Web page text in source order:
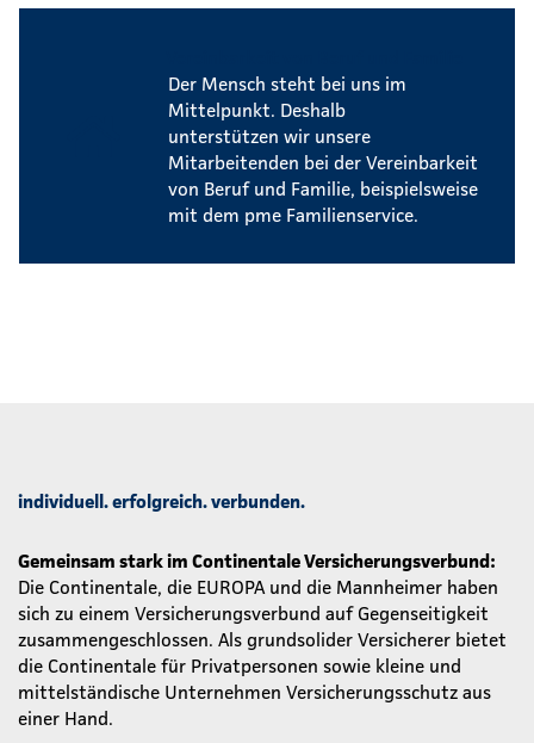
Der Mensch steht bei uns im
Mittelpunkt. Deshalb
unterstützen wir unsere
Mitarbeitenden bei der Vereinbarkeit
von Beruf und Familie, beispielsweise
mit dem pme Familienservice.
individuell. erfolgreich. verbunden.
Gemeinsam stark im Continentale Versicherungsverbund:
Die Continentale, die EUROPA und die Mannheimer haben
sich zu einem Versicherungsverbund auf Gegenseitigkeit
zusammengeschlossen. Als grundsolider Versicherer bietet
die Continentale für Privatpersonen sowie kleine und
mittelständische Unternehmen Versicherungsschutz aus
einer Hand.